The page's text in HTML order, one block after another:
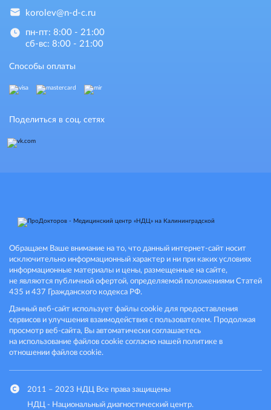
korolev@n-d-c.ru
пн-пт: 8:00 - 21:00
сб-вс: 8:00 - 21:00
Способы оплаты
Поделиться в соц. сетях
Обращаем Ваше внимание на то, что данный интернет-сайт носит
исключительно информационный характер и ни при каких условиях
информационные материалы и цены, размещенные на сайте,
не являются публичной офертой, определяемой положениями Статей
435 и 437 Гражданского кодекса РФ.
Данный веб-сайт использует файлы cookie для предоставления
сервисов и улучшения взаимодействия с пользователем. Продолжая
просмотр веб-сайта, Вы автоматически соглашаетесь
на использование файлов cookie согласно нашей политике в
отношении файлов cookie.
2011 – 2023 НДЦ Все права защищены
НДЦ - Национальный диагностический центр.